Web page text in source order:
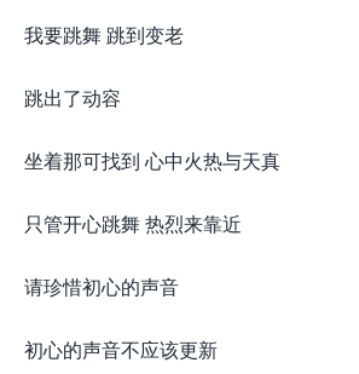
我要跳舞 跳到变老
跳出了动容
坐着那可找到 心中火热与天真
只管开心跳舞 热烈来靠近
请珍惜初心的声音
初心的声音不应该更新